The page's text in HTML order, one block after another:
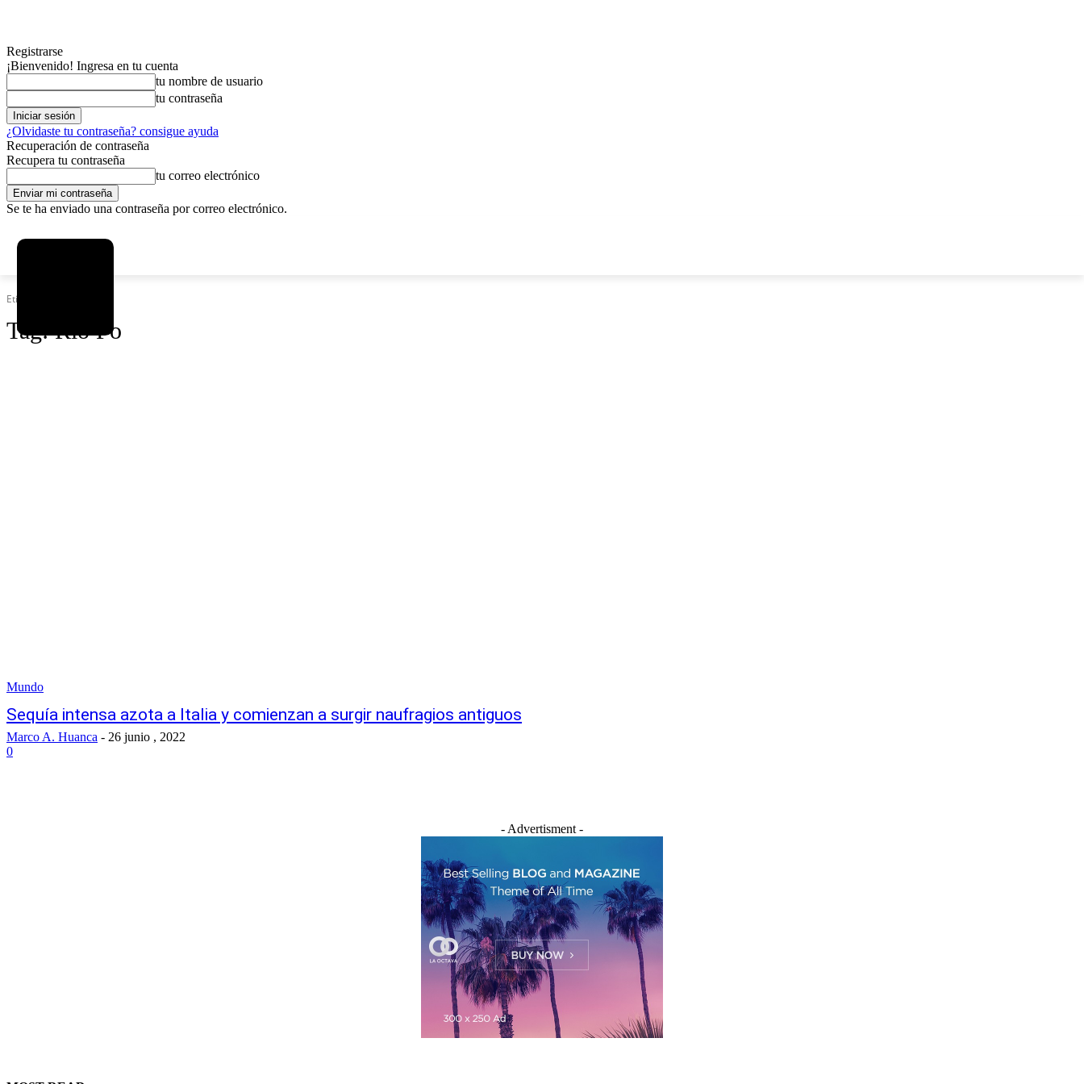
Registrarse
¡Bienvenido! Ingresa en tu cuenta
tu nombre de usuario
tu contraseña
¿Olvidaste tu contraseña? consigue ayuda
Recuperación de contraseña
Recupera tu contraseña
tu correo electrónico
Se te ha enviado una contraseña por correo electrónico.
Etiquetas
Tag:Río Po
Mundo
Sequía intensa azota a Italia y comienzan a surgir naufragios antiguos
Marco A. Huanca - 26 junio , 2022
0
- Advertisment -